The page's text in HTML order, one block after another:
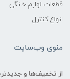
قطعات لوازم خانگی
انواع کنترل
منوی وب‌سایت
از تخفیف‌ها و